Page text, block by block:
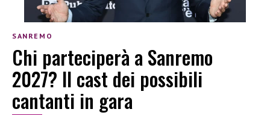
SANREMO
Chi parteciperà a Sanremo
2027? Il cast dei possibili
cantanti in gara